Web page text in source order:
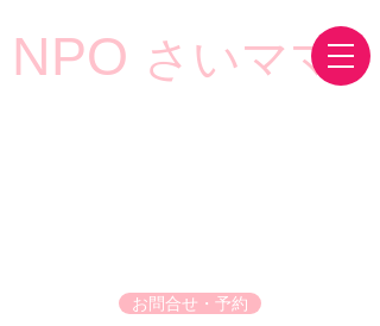
NPO さいママ
お問合せ・予約